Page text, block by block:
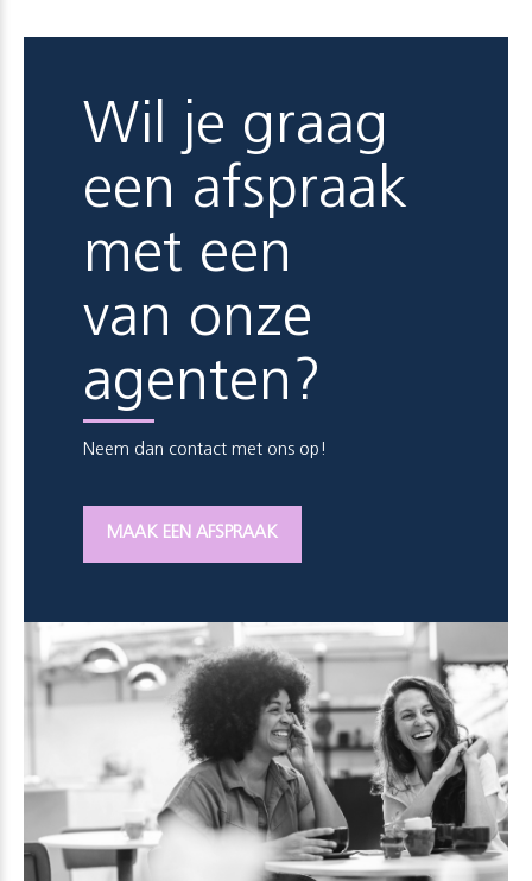
Wil je graag
een afspraak
met een
van onze
agenten?
Neem dan contact met ons op!
MAAK EEN AFSPRAAK